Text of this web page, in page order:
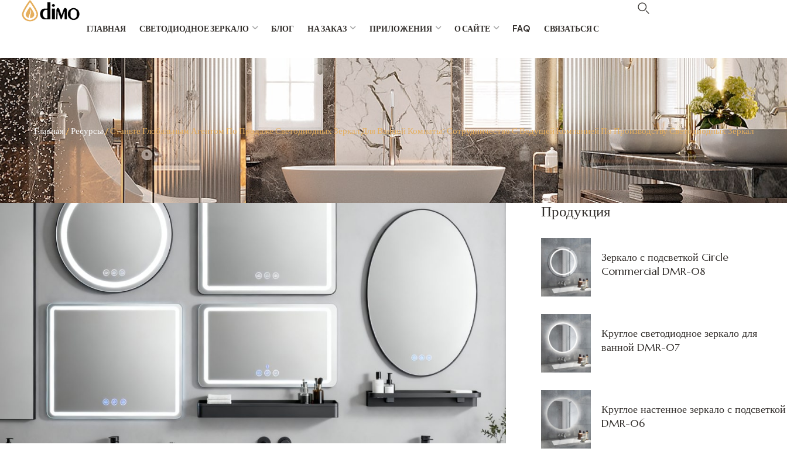
ГЛАВНАЯ СВЕТОДИОДНОЕ ЗЕРКАЛО БЛОГ НА ЗАКАЗ ПРИЛОЖЕНИЯ О САЙТЕ FAQ СВЯЗАТЬСЯ С
Главная/Ресурсы/ Станьте Глобальным Агентом По Продаже Светодиодных Зеркал Для Ванной Комнаты: Сотрудничество С Ведущей Компанией По Производству Светодиодных Зеркал
Продукция
Зеркало с подсветкой Circle
Commercial DMR-08
Круглое светодиодное зеркало для
ванной DMR-07
Круглое настенное зеркало с подсветкой
DMR-06